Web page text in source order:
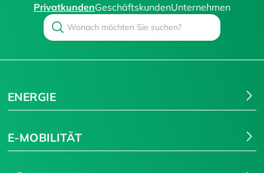
PrivatkundenGeschäftskundenUnternehmen
Search
ENERGIE
E-MOBILITÄT